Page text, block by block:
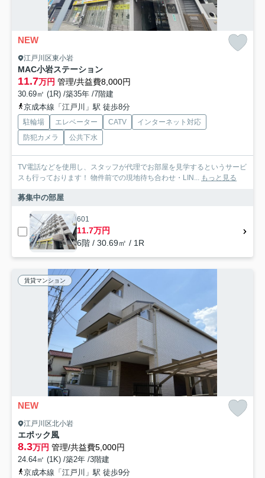
NEW
江戸川区東小岩
MAC小岩ステーション
11.7万円 管理/共益費8,000円
30.69㎡ (1R) /築35年 /7階建
京成本線「江戸川」駅 徒歩8分
駐輪場 エレベーター CATV
インターネット対応
防犯カメラ
公共下水
TV電話などを使用し、スタッフが代理でお部屋を見学するというサービ
スも行っております！ 物件前での現地待ち合わせ・LIN... もっと見る
募集中の部屋
601
11.7万円
6階 / 30.69㎡ / 1R
賃貸マンション
NEW
江戸川区北小岩
エポック風
8.3万円 管理/共益費5,000円
24.64㎡ (1K) /築2年 /3階建
京成本線「江戸川」駅 徒歩9分